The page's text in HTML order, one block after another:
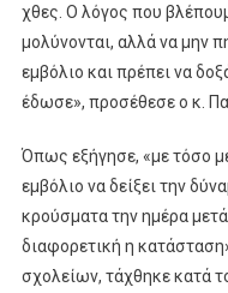
χθες. Ο λόγος που
μολύνονται, αλλά να μην
εμβόλιο και πρέπει να
έδωσε», προσέθεσε ο κ.
Όπως εξήγησε, «με τόσο
εμβόλιο να δείξει την
κρούσματα την ημέρα
διαφορετική η
σχολείων, τάχθηκε κατά